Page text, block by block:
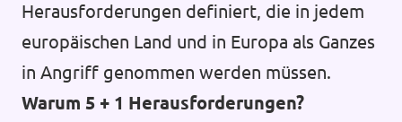
Herausforderungen definiert, die in jedem
europäischen Land und in Europa als Ganzes
in Angriff genommen werden müssen.
Warum 5 + 1 Herausforderungen?